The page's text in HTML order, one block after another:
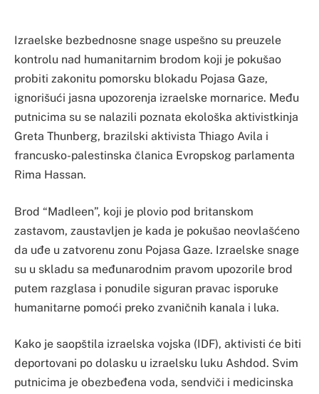
Izraelske bezbednosne snage uspešno su preuzele
kontrolu nad humanitarnim brodom koji je pokušao
probiti zakonitu pomorsku blokadu Pojasa Gaze,
ignorišući jasna upozorenja izraelske mornarice. Među
putnicima su se nalazili poznata ekološka aktivistkinja
Greta Thunberg, brazilski aktivista Thiago Avila i
francusko-palestinska članica Evropskog parlamenta
Rima Hassan.
Brod “Madleen”, koji je plovio pod britanskom
zastavom, zaustavljen je kada je pokušao neovlašćeno
da uđe u zatvorenu zonu Pojasa Gaze. Izraelske snage
su u skladu sa međunarodnim pravom upozorile brod
putem razglasa i ponudile siguran pravac isporuke
humanitarne pomoći preko zvaničnih kanala i luka.
Kako je saopštila izraelska vojska (IDF), aktivisti će biti
deportovani po dolasku u izraelsku luku Ashdod. Svim
putnicima je obezbeđena voda, sendviči i medicinska